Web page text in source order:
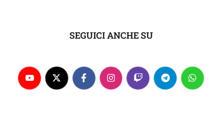
SEGUICI ANCHE SU